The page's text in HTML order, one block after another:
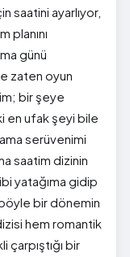
saatini ayarlıyor,
planını
günü
zaten oyun
bir şeye
en ufak şeyi bile
serüvenimi
saatim dizinin
yatağıma gidip
bir dönemin
hem romantik
çarpıştığı bir